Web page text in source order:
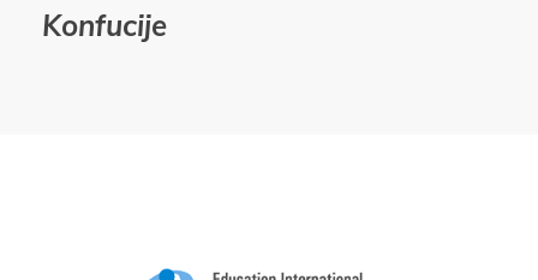
Konfucije